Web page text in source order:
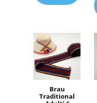
Brau
Traditional